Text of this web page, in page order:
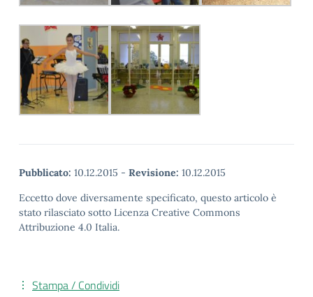
Pubblicato: 10.12.2015 - Revisione: 10.12.2015
Eccetto dove diversamente specificato, questo articolo è
stato rilasciato sotto Licenza Creative Commons
Attribuzione 4.0 Italia.
Stampa / Condividi